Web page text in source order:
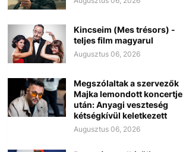
Kincseim (Mes trésors) -
teljes film magyarul
Augusztus 06, 2026
Megszólaltak a szervezők
Majka lemondott koncertje
után: Anyagi veszteség
kétségkívül keletkezett
Augusztus 06, 2026